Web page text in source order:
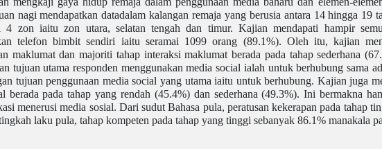
nagi mendapatkan datadalam kalangan remaja yang berusia antara 14 hingga
4 zon iaitu zon utara, selatan tengah dan timur. Kajian mendapati hampir
telefon bimbit sendiri iaitu seramai 1099 orang (89.1%). Oleh itu, kajian
maklumat dan majoriti tahap interaksi maklumat berada pada tahap sederhana
tujuan utama responden menggunakan media social ialah untuk berhubung sama
tujuan penggunaan media social yang utama iaitu untuk berhubung. Kajian juga
berada pada tahap yang rendah (45.4%) dan sederhana (49.3%). Ini bermakna
menerusi media sosial. Dari sudut Bahasa pula, peratusan kekerapan pada tahap
laku pula, tahap kompeten pada tahap yang tinggi sebanyak 86.1% manakala